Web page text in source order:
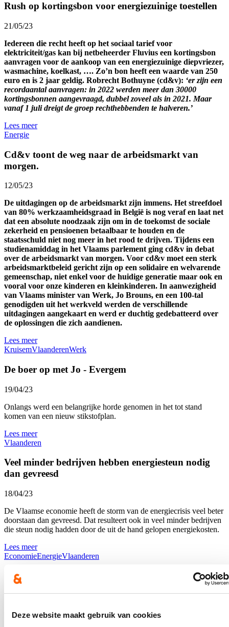
Deze website maakt gebruik van cookies
Rush op kortingsbon voor energiezuinige toestellen
21/05/23
Iedereen die recht heeft op het sociaal tarief voor
elektriciteit/gas kan bij netbeheerder Fluvius een kortingsbon
aanvragen voor de aankoop van een energiezuinige diepvriezer,
wasmachine, koelkast, …. Zo’n bon heeft een waarde van 250
euro en is 2 jaar geldig. Robrecht Bothuyne (cd&v): ‘er zijn een
recordaantal aanvragen: in 2022 werden meer dan 30000
kortingsbonnen aangevraagd, dubbel zoveel als in 2021. Maar
vanaf 1 juli dreigt de groep rechthebbenden te halveren.’
Lees meer
Energie
Cd&v toont de weg naar de arbeidsmarkt van
morgen.
12/05/23
De uitdagingen op de arbeidsmarkt zijn immens. Het streefdoel
van 80% werkzaamheidsgraad in België is nog veraf en laat net
dat een absolute noodzaak zijn om in de toekomst de sociale
zekerheid en pensioenen betaalbaar te houden en de
staatsschuld niet nog meer in het rood te drijven. Tijdens een
studienamiddag in het Vlaams parlement ging cd&v in debat
over de arbeidsmarkt van morgen. Voor cd&v moet een sterk
arbeidsmarktbeleid gericht zijn op een solidaire en welvarende
gemeenschap, niet enkel voor de huidige generatie maar ook en
vooral voor onze kinderen en kleinkinderen. In aanwezigheid
van Vlaams minister van Werk, Jo Brouns, en een 100-tal
genodigden uit het werkveld werden de verschillende
uitdagingen aangekaart en werd er duchtig gedebatteerd over
de oplossingen die zich aandienen.
Lees meer
KruisemVlaanderenWerk
De boer op met Jo - Evergem
19/04/23
Onlangs werd een belangrijke horde genomen in het tot stand
komen van een nieuw stikstofplan.
Lees meer
Vlaanderen
Veel minder bedrijven hebben energiesteun nodig
dan gevreesd
18/04/23
De Vlaamse economie heeft de storm van de energiecrisis veel beter
doorstaan dan gevreesd. Dat resulteert ook in veel minder bedrijven
die steun nodig hadden door de uit de hand gelopen energiekosten.
Lees meer
EconomieEnergieVlaanderen
De boer op met Jo!
28/03/23
Onlangs werd een belangrijke horde genomen in het tot stand